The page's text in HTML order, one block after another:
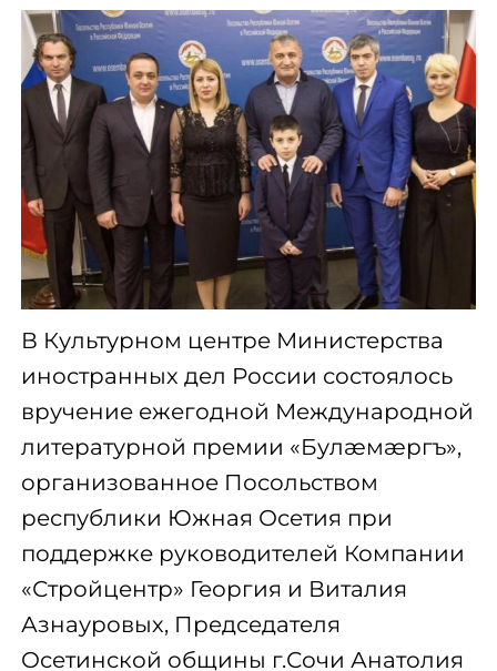
В Культурном центре Министерства
иностранных дел России состоялось
вручение ежегодной Международной
литературной премии «Булæмæргъ»,
организованное Посольством
республики Южная Осетия при
поддержке руководителей Компании
«Стройцентр» Георгия и Виталия
Азнауровых, Председателя
Осетинской общины г.Сочи Анатолия